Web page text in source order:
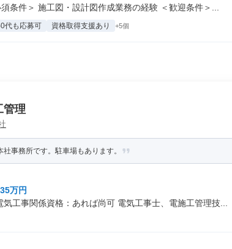
条件＞ 施工図・設計図作成業務の経験 ＜歓迎条件＞...
代も応募可 資格取得支援あり +5個
管理
社事務所です。駐車場もあります。
万円
工事関係資格：あれば尚可 電気工事士、電施工管理技...